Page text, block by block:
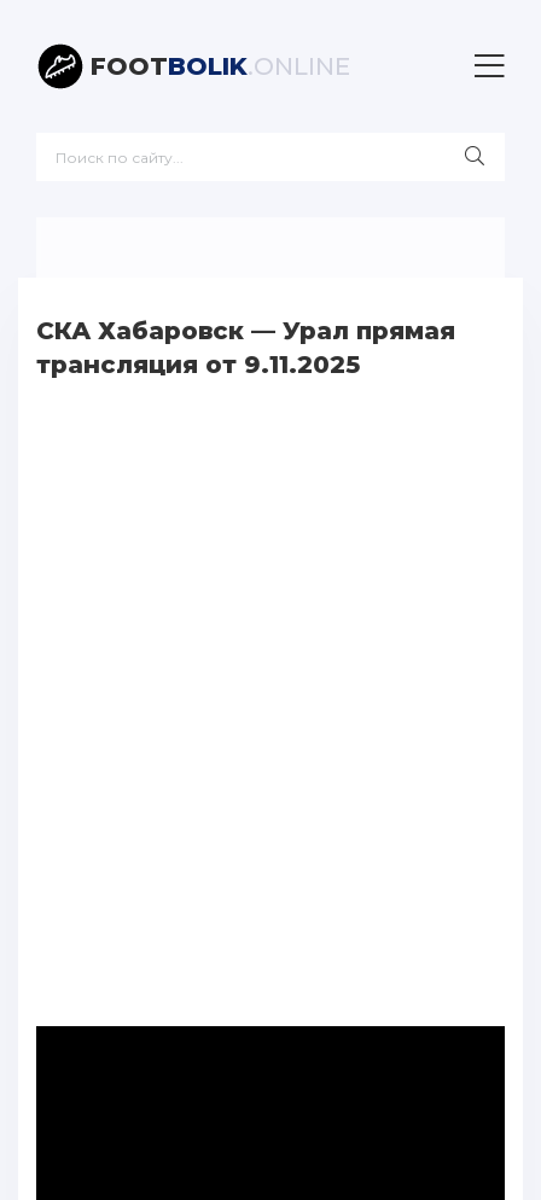
FOOTBOLIK.ONLINE
СКА Хабаровск — Урал прямая
трансляция от 9.11.2025